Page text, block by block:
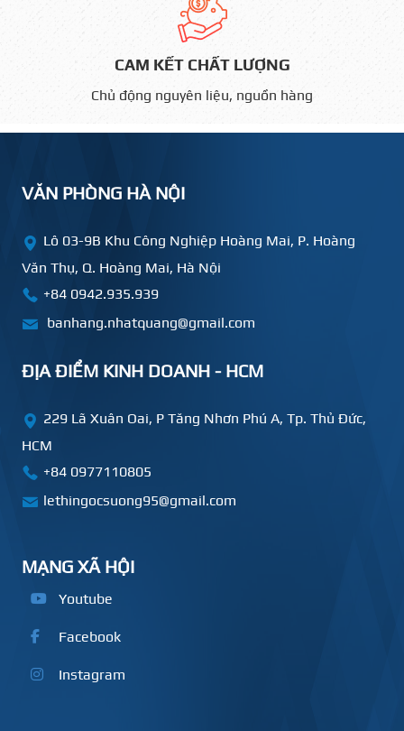
CAM KẾT CHẤT LƯỢNG
Chủ động nguyên liệu, nguồn hàng
VĂN PHÒNG HÀ NỘI
Lô 03-9B Khu Công Nghiệp Hoàng Mai, P. Hoàng
Văn Thụ, Q. Hoàng Mai, Hà Nội
+84 0942.935.939
banhang.nhatquang@gmail.com
ĐỊA ĐIỂM KINH DOANH - HCM
229 Lã Xuân Oai, P Tăng Nhơn Phú A, Tp. Thủ Đức,
HCM
+84 0977110805
lethingocsuong95@gmail.com
MẠNG XÃ HỘI
Youtube
Facebook
Instagram